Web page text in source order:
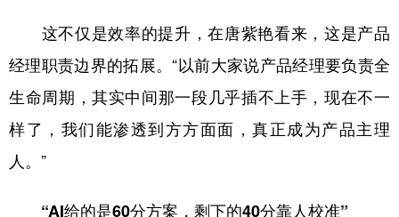
这不仅是效率的提升，在唐紫艳看来，这是产品
经理职责边界的拓展。“以前大家说产品经理要负责全
生命周期，其实中间那一段几乎插不上手，现在不一
样了，我们能渗透到方方面面，真正成为产品主理
人。”
“AI给的是60分方案，剩下的40分靠人校准”